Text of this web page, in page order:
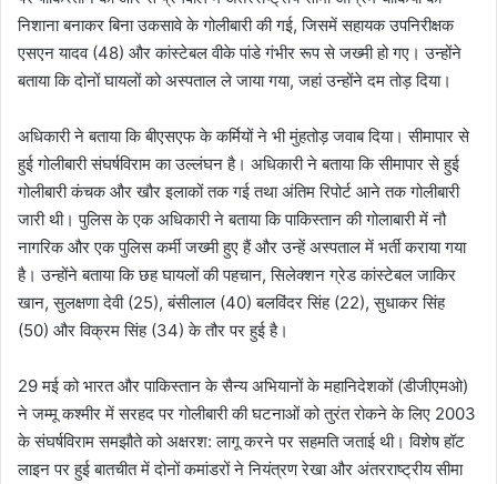
निशाना बनाकर बिना उकसावे के गोलीबारी की गई, जिसमें सहायक उपनिरीक्षक
एसएन यादव (48) और कांस्टेबल वीके पांडे गंभीर रूप से जख्मी हो गए। उन्होंने
बताया कि दोनों घायलों को अस्पताल ले जाया गया, जहां उन्होंने दम तोड़ दिया।
अधिकारी ने बताया कि बीएसएफ के कर्मियों ने भी मुंहतोड़ जवाब दिया। सीमापार से
हुई गोलीबारी संघर्षविराम का उल्लंघन है। अधिकारी ने बताया कि सीमापार से हुई
गोलीबारी कंचक और खौर इलाकों तक गई तथा अंतिम रिपोर्ट आने तक गोलीबारी
जारी थी। पुलिस के एक अधिकारी ने बताया कि पाकिस्तान की गोलाबारी में नौ
नागरिक और एक पुलिस कर्मी जख्मी हुए हैं और उन्हें अस्पताल में भर्ती कराया गया
है। उन्होंने बताया कि छह घायलों की पहचान, सिलेक्शन ग्रेड कांस्टेबल जाकिर
खान, सुलक्षणा देवी (25), बंसीलाल (40) बलविंदर सिंह (22), सुधाकर सिंह
(50) और विक्रम सिंह (34) के तौर पर हुई है।
29 मई को भारत और पाकिस्तान के सैन्य अभियानों के महानिदेशकों (डीजीएमओ)
ने जम्मू कश्मीर में सरहद पर गोलीबारी की घटनाओं को तुरंत रोकने के लिए 2003
के संघर्षविराम समझौते को अक्षरश: लागू करने पर सहमति जताई थी। विशेष हॉट
लाइन पर हुई बातचीत में दोनों कमांडरों ने नियंत्रण रेखा और अंतरराष्ट्रीय सीमा